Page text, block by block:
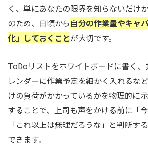
く、単にあなたの限界を知らないだけ
のため、日頃から自分の作業量やキャ
化」しておくことが大切です。
ToDoリストをホワイトボードに書く、
レンダーに作業予定を細かく入れるな
けの負荷がかかっているかを物理的に
することで、上司も声をかける前に「
「これ以上は無理だろうな」と判断す
できます。